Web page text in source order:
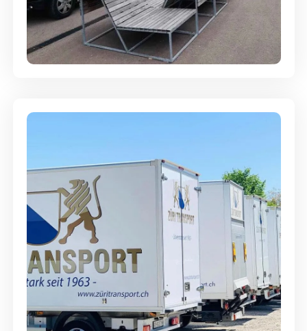
Umzugsreinigung - mit
Abgabegarantie
Möbellagerung - Alles sicher